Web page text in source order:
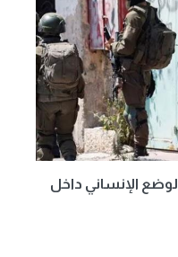
الإنساني داخل